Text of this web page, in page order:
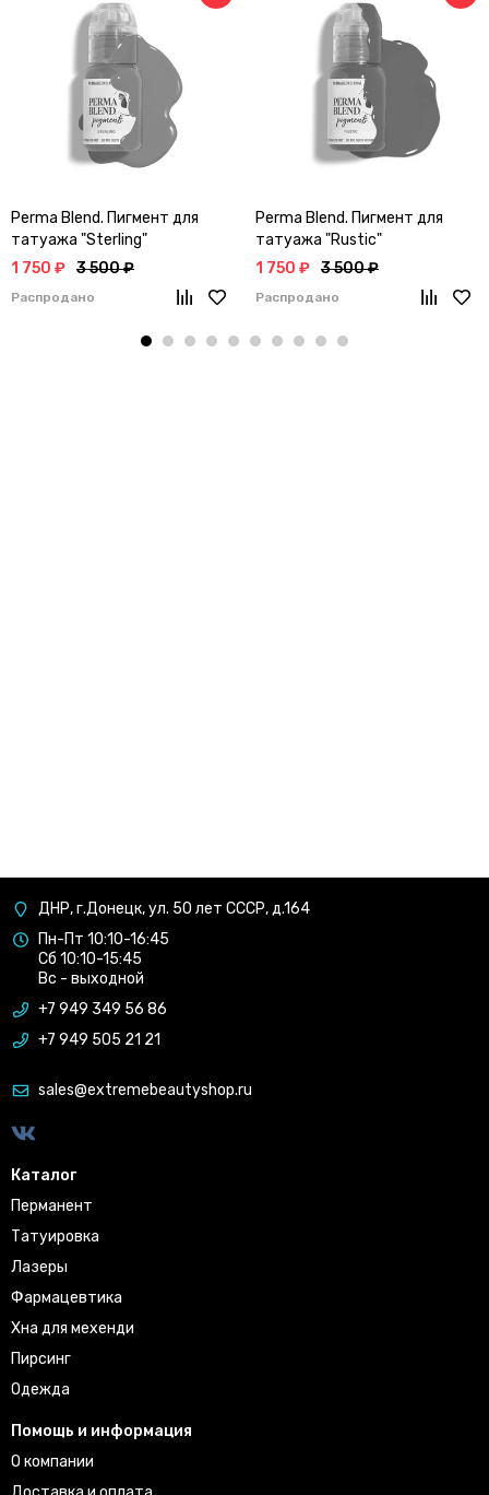
Perma Blend. Пигмент для
татуажа "Sterling"
1 750 ₽ 3 500 ₽
Распродано
Perma Blend. Пигмент для
татуажа "Rustic"
1 750 ₽ 3 500 ₽
Распродано
ДНР, г.Донецк, ул. 50 лет СССР, д.164
Пн-Пт 10:10-16:45
Сб 10:10-15:45
Вс - выходной
+7 949 349 56 86
+7 949 505 21 21
sales@extremebeautyshop.ru
Каталог
Перманент
Татуировка
Лазеры
Фармацевтика
Хна для мехенди
Пирсинг
Одежда
Помощь и информация
О компании